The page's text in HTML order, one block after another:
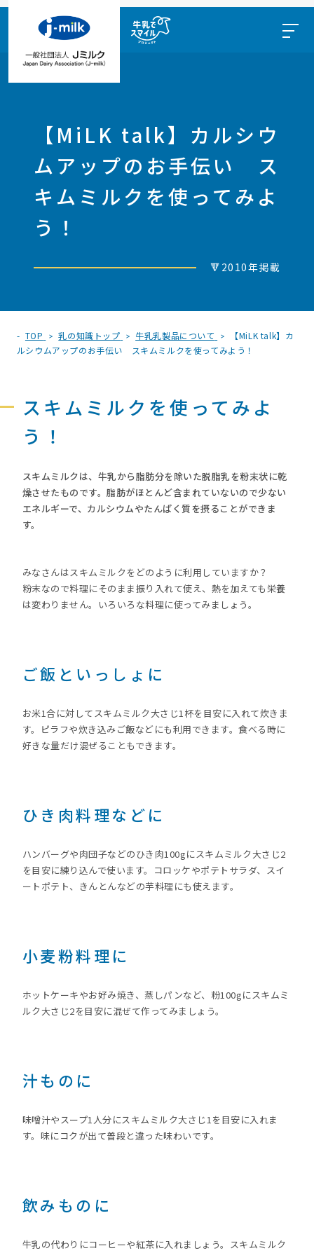
【MiLK talk】カルシウ
ムアップのお手伝い ス
キムミルクを使ってみよ
う！
🔻2010年掲載
TOP 乳の知識トップ 牛乳乳製品について
【MiLK talk】カ
ルシウムアップのお手伝い スキムミルクを使ってみよう！
スキムミルクを使ってみよ
う！
スキムミルクは、牛乳から脂肪分を除いた脱脂乳を粉末状に乾
燥させたものです。脂肪がほとんど含まれていないので少ない
エネルギーで、カルシウムやたんぱく質を摂ることができま
す。
みなさんはスキムミルクをどのように利用していますか？
粉末なので料理にそのまま振り入れて使え、熱を加えても栄養
は変わりません。いろいろな料理に使ってみましょう。
ご飯といっしょに
お米1合に対してスキムミルク大さじ1杯を目安に入れて炊きま
す。ピラフや炊き込みご飯などにも利用できます。食べる時に
好きな量だけ混ぜることもできます。
ひき肉料理などに
ハンバーグや肉団子などのひき肉100gにスキムミルク大さじ2
を目安に練り込んで使います。コロッケやポテトサラダ、スイ
ートポテト、きんとんなどの芋料理にも使えます。
小麦粉料理に
ホットケーキやお好み焼き、蒸しパンなど、粉100gにスキムミ
ルク大さじ2を目安に混ぜて作ってみましょう。
汁ものに
味噌汁やスープ1人分にスキムミルク大さじ1を目安に入れま
す。味にコクが出て普段と違った味わいです。
飲みものに
牛乳の代わりにコーヒーや紅茶に入れましょう。スキムミルク